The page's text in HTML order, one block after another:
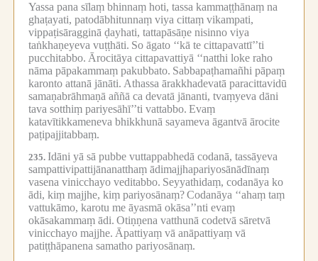
Yassa pana sīlaṃ bhinnaṃ hoti, tassa kammaṭṭhānaṃ na
ghaṭayati, patodābhitunnaṃ viya cittaṃ vikampati,
vippaṭisāragginā ḍayhati, tattapāsāṇe nisinno viya
taṅkhaṇeyeva vuṭṭhāti. So āgato ‘‘kā te cittapavattī’’ti
pucchitabbo. Ārocitāya cittapavattiyā ‘‘natthi loke raho
nāma pāpakammaṃ pakubbato. Sabbapaṭhamañhi pāpaṃ
karonto attanā jānāti. Athassa ārakkhadevatā paracittavidū
samaṇabrāhmaṇā aññā ca devatā jānanti, tvaṃyeva dāni
tava sotthiṃ pariyesāhī’’ti vattabbo. Evaṃ
katavītikkameneva bhikkhunā sayameva āgantvā ārocite
paṭipajjitabbaṃ.
235. Idāni yā sā pubbe vuttappabhedā codanā, tassāyeva
sampattivipattijānanatthaṃ ādimajjhapariyosānādīnaṃ
vasena vinicchayo veditabbo. Seyyathidaṃ, codanāya ko
ādi, kiṃ majjhe, kiṃ pariyosānaṃ?Codanāya ‘‘ahaṃ taṃ
vattukāmo, karotu me āyasmā okāsa’’nti evaṃ
okāsakammaṃ ādi. Otiṇṇena vatthunā codetvā sāretvā
vinicchayo majjhe. Āpattiyaṃ vā anāpattiyaṃ vā
patiṭṭhāpanena samatho pariyosānaṃ.